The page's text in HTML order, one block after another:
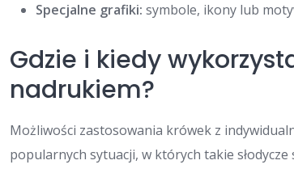
Specjalne grafiki: symbole, ikony lub
Gdzie i kiedy
nadrukiem?
Możliwości zastosowania krówek z
popularnych sytuacji, w których takie